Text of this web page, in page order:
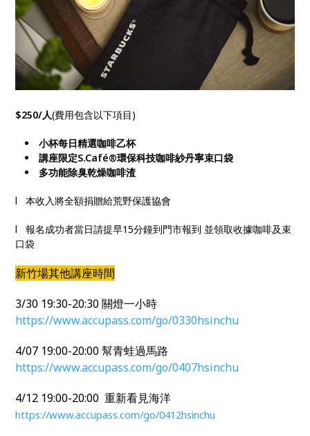
$250/人(費用包含以下項目)
小杯每日精選咖啡乙杯
講座限定S.Café®環保科技咖啡紗丹寧束口袋
多功能除臭乾燥咖啡渣
l 本收入將全額捐贈給荒野保護協會
l報名成功者當日請提早15分鐘到門市報到 並領取收據咖啡及束
口袋
新竹場其他講座時間
3/30 19:30-20:30 關燈一小時
https://www.accupass.com/go/0330hsinchu
4/07 19:00-20:00 幫青蛙過馬路
https://www.accupass.com/go/0407hsinchu
4/12 19:00-20:00 重新看見海洋
https://www.accupass.com/go/0412hsinchu